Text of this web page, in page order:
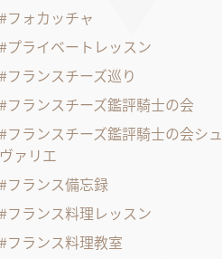
フォカッチャ
プライベートレッスン
フランスチーズ巡り
フランスチーズ鑑評騎士の会
フランスチーズ鑑評騎士の会シュ
ヴァリエ
フランス備忘録
フランス料理レッスン
フランス料理教室